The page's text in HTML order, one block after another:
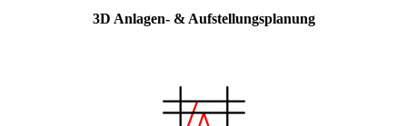
3D Anlagen- & Aufstellungsplanung